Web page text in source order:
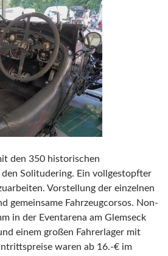
den 350 historischen
den Solitudering. Ein vollgestopfter
Vorstellung der einzelnen
gemeinsame Fahrzeugcorsos. Non-
in der Eventarena am Glemseck
einem großen Fahrerlager mit
waren ab 16.-€ im